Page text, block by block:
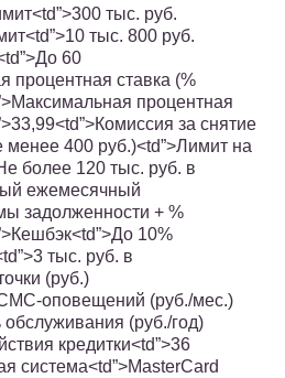
тыс. руб.
тыс. 800 руб.
60
процентная ставка (%
процентная
за снятие
менее 400 руб.)<td”>Лимит на
более 120 тыс. руб. в
ежемесячный
задолженности + %
10%
тыс. руб. в
(руб.)
СМС-оповещений (руб./мес.)
обслуживания (руб./год)
кредитки<td”>36
система<td”>MasterCard